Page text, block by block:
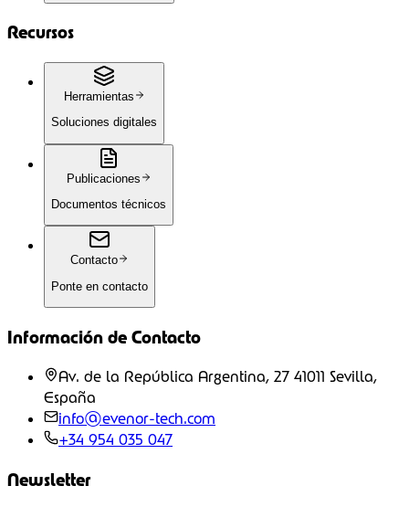
Recursos
Herramientas
Soluciones digitales
Publicaciones
Documentos técnicos
Contacto
Ponte en contacto
Información de Contacto
Av. de la República Argentina, 27 41011 Sevilla,
España
info@evenor-tech.com
+34 954 035 047
Newsletter